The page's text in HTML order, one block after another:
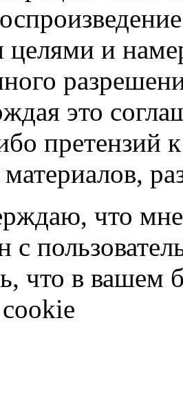
и
это
претензий
материалов,
что
с
что в вашем